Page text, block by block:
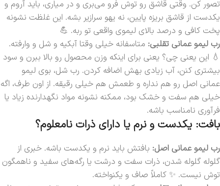
تصور کن. وقتی قاشق رو توش فرو می‌بری و در میاری، باید آروم و
یکدست از قاشق بریزه پایین، نه یهو سرازیر بشه. این غلظت نشونه
پخت کافی و درصد بالای لیموی واقعی تو ربه. 💪
رب لیمو عمانی تقلبی: متاسفانه خیلی وقتا آبکیه و شل و وارفته.
💧 این یعنی چی؟ یعنی برای اینکه وزن محصول رو بالا ببرن و سود
بیشتری کنن، آب زیادی بهش اضافه کردن. رب شل، بوی لیمو
عمانی اصل رو هم نداره و طعمش هم خیلی رقیقه. از اون طرف، اگه
خیلی هم سفت و خشک بود، ممکنه نشونه مواد نگهدارنده زیاد یا
فرآوری نامناسب باشه.
بافت: یکدست و نرم یا دارای ذرات نامعلوم؟
رب لیمو عمانی اصل: بافتش باید نرم و یکدست باشه. خبری از
گلوله گلوله شدن، ذرات سفت و درشت یا رگه‌های سفید و ناهمگون
توش نیست. ✨ کاملاً صاف و یکنواخته.